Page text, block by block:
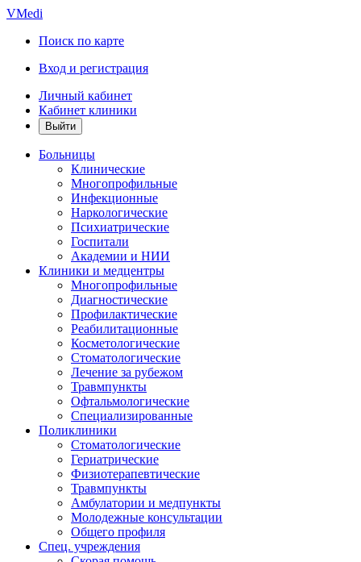
VMedi
Поиск по карте
Вход и регистрация
Личный кабинет
Кабинет клиники
Больницы
Клинические
Многопрофильные
Инфекционные
Наркологические
Психиатрические
Госпитали
Академии и НИИ
Клиники и медцентры
Многопрофильные
Диагностические
Профилактические
Реабилитационные
Косметологические
Стоматологические
Лечение за рубежом
Травмпункты
Офтальмологические
Специализированные
Поликлиники
Стоматологические
Гериатрические
Физиотерапевтические
Травмпункты
Амбулатории и медпункты
Молодежные консультации
Общего профиля
Спец. учреждения